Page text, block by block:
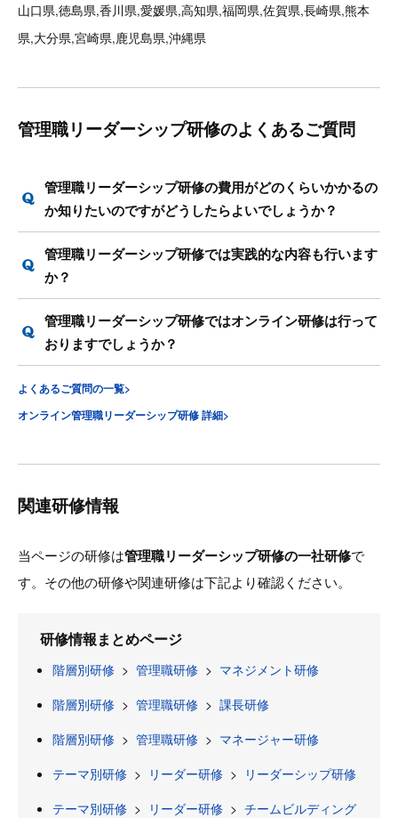
山口県,徳島県,香川県,愛媛県,高知県,福岡県,佐賀県,長崎県,熊本
県,大分県,宮崎県,鹿児島県,沖縄県
管理職リーダーシップ研修のよくあるご質問
管理職リーダーシップ研修の費用がどのくらいかかるの
か知りたいのですがどうしたらよいでしょうか？
管理職リーダーシップ研修では実践的な内容も行います
か？
管理職リーダーシップ研修ではオンライン研修は行って
おりますでしょうか？
よくあるご質問の一覧>
オンライン管理職リーダーシップ研修 詳細>
関連研修情報
当ページの研修は管理職リーダーシップ研修の一社研修で
す。その他の研修や関連研修は下記より確認ください。
研修情報まとめページ
階層別研修 > 管理職研修 > マネジメント研修
階層別研修 > 管理職研修 > 課長研修
階層別研修 > 管理職研修 > マネージャー研修
テーマ別研修 > リーダー研修 > リーダーシップ研修
テーマ別研修 > リーダー研修 > チームビルディング